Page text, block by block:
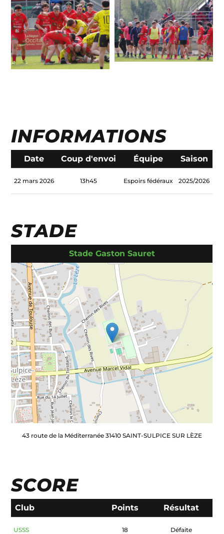
INFORMATIONS
Date Coup d'envoi Équipe Saison
22 mars 2026 13h45 Espoirs fédéraux 2025/2026
STADE
Stade Gaston Sauret
43 route de la Méditerranée 31410 SAINT-SULPICE SUR LÈZE
SCORE
Club Points Résultat
USSS 18 Défaite